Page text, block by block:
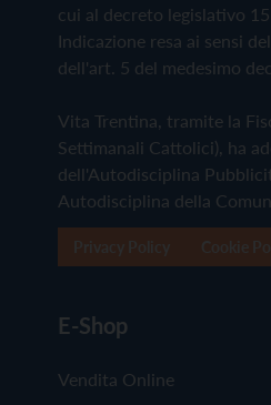
cui al decreto legislativo
Indicazione resa ai sensi
dell'art. 5 del medesimo
Vita Trentina, tramite la
Settimanali Cattolici), ha
dell'Autodisciplina
Autodisciplina della
E-Shop
Vendita Online